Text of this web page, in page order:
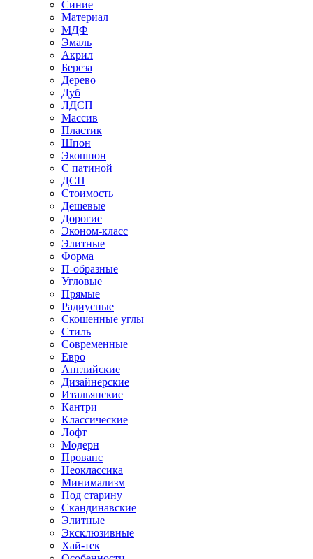
Синие
Материал
МДФ
Эмаль
Акрил
Береза
Дерево
Дуб
ЛДСП
Массив
Пластик
Шпон
Экошпон
С патиной
ДСП
Стоимость
Дешевые
Дорогие
Эконом-класс
Элитные
Форма
П-образные
Угловые
Прямые
Радиусные
Скошенные углы
Стиль
Современные
Евро
Английские
Дизайнерские
Итальянские
Кантри
Классические
Лофт
Модерн
Прованс
Неоклассика
Минимализм
Под старину
Скандинавские
Элитные
Эксклюзивные
Хай-тек